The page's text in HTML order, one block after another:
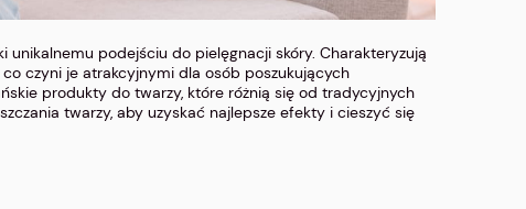
unikalnemu podejściu do pielęgnacji skóry. Charakteryzują
czyni je atrakcyjnymi dla osób poszukujących
produkty do twarzy, które różnią się od tradycyjnych
twarzy, aby uzyskać najlepsze efekty i cieszyć się